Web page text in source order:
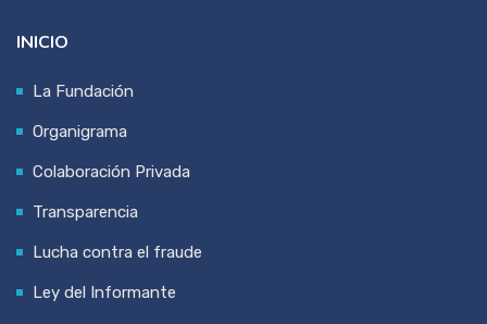
INICIO
La Fundación
Organigrama
Colaboración Privada
Transparencia
Lucha contra el fraude
Ley del Informante